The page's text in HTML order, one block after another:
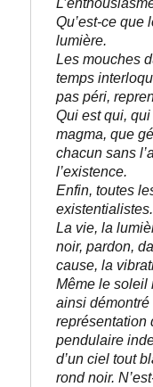
Qu’est-ce que
lumière.
Les mouches
temps
pas péri,
Qui est qui,
magma, que
chacun sans
l’existence.
Enfin, toutes
existentialistes.
La vie, la
noir, pardon,
cause, la
Même le soleil
ainsi démontré
représentation
pendulaire
d’un ciel tout
rond noir.